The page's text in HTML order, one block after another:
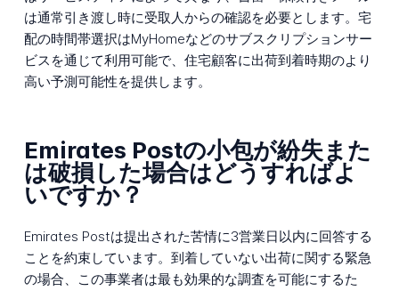
は通常引き渡し時に受取人からの確認を必要とします。宅
配の時間帯選択はMyHomeなどのサブスクリプションサー
ビスを通じて利用可能で、住宅顧客に出荷到着時期のより
高い予測可能性を提供します。
Emirates Postの小包が紛失また
は破損した場合はどうすればよ
いですか？
Emirates Postは提出された苦情に3営業日以内に回答する
ことを約束しています。到着していない出荷に関する緊急
の場合、この事業者は最も効果的な調査を可能にするた